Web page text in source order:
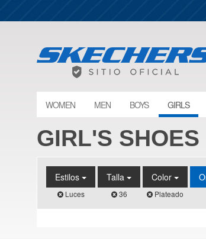
WOMEN MEN BOYS GIRLS
GIRL'S SHOES
Estilos
Luces
Talla
36
Color
Plateado